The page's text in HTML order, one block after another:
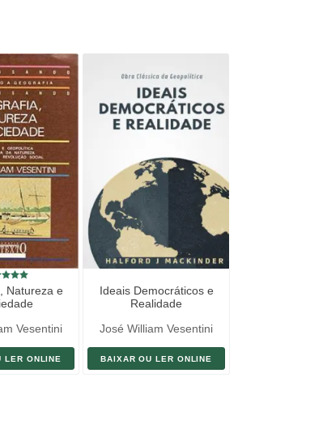
Natureza e
Vesentini
LER ONLINE
Ideais Democráticos e
Realidade
José William Vesentini
BAIXAR OU LER ONLINE